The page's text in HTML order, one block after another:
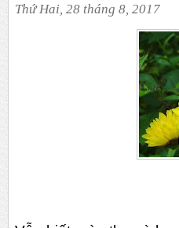
Thứ Hai, 28 tháng 8, 2017